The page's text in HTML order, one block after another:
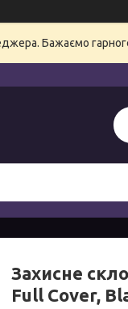
Бажаємо
Захисне
Full Cover,